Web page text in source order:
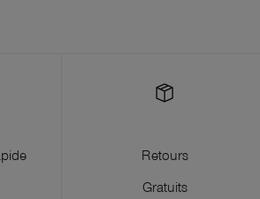
Retours
Gratuits